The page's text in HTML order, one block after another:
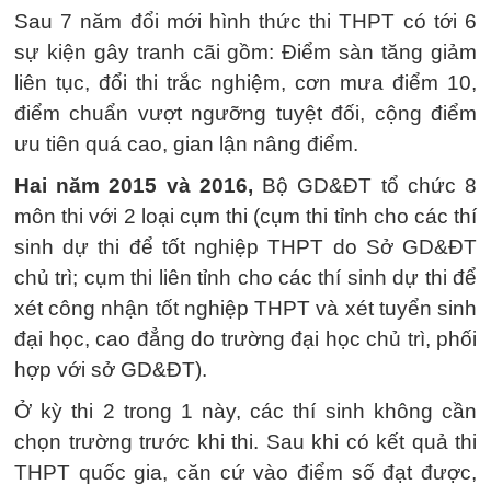
Sau 7 năm đổi mới hình thức thi THPT có tới 6
sự kiện gây tranh cãi gồm: Điểm sàn tăng giảm
liên tục, đổi thi trắc nghiệm, cơn mưa điểm 10,
điểm chuẩn vượt ngưỡng tuyệt đối, cộng điểm
ưu tiên quá cao, gian lận nâng điểm.
Hai năm 2015 và 2016, Bộ GD&ĐT tổ chức 8
môn thi với 2 loại cụm thi (cụm thi tỉnh cho các thí
sinh dự thi để tốt nghiệp THPT do Sở GD&ĐT
chủ trì; cụm thi liên tỉnh cho các thí sinh dự thi để
xét công nhận tốt nghiệp THPT và xét tuyển sinh
đại học, cao đẳng do trường đại học chủ trì, phối
hợp với sở GD&ĐT).
Ở kỳ thi 2 trong 1 này, các thí sinh không cần
chọn trường trước khi thi. Sau khi có kết quả thi
THPT quốc gia, căn cứ vào điểm số đạt được,